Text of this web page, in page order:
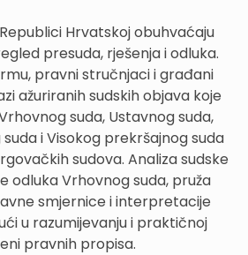
Hrvatskoj obuhvaćaju
presuda, rješenja i odluka.
pravni stručnjaci i građani
ažuriranih sudskih objava koje
suda, Ustavnog suda,
i Visokog prekršajnog suda
sudova. Analiza sudske
odluka Vrhovnog suda, pruža
smjernice i interpretacije
u razumijevanju i praktičnoj
pravnih propisa.